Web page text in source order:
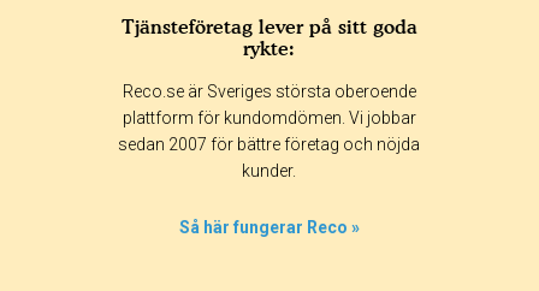
365 dagar 90 dagar
30 dagar
Tjänsteföretag lever på sitt goda
rykte:
Reco.se är Sveriges största oberoende
plattform för kundomdömen. Vi jobbar
sedan 2007 för bättre företag och nöjda
kunder.
Så här fungerar Reco »